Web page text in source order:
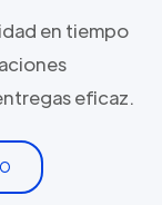
en tiempo
eficaz.